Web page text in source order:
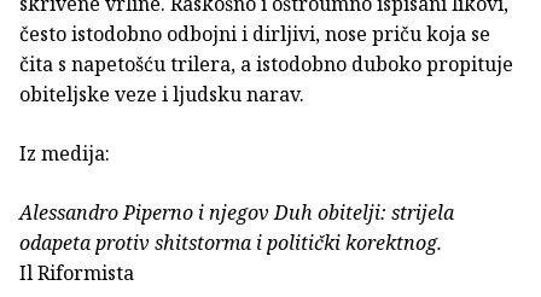
često istodobno odbojni i dirljivi, nose priču koja se
čita s napetošću trilera, a istodobno duboko propituje
obiteljske veze i ljudsku narav.
Iz medija:
Alessandro Piperno i njegov Duh obitelji: strijela
odapeta protiv shitstorma i politički korektnog.
Il Riformista